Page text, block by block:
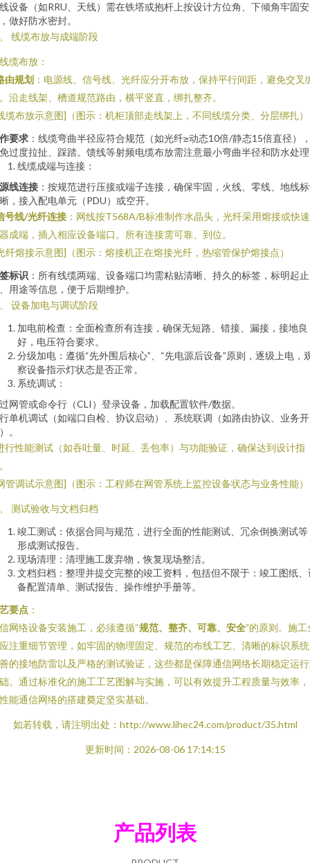
设备（如RRU、天线）需在铁塔或抱杆上按设计方位角、下倾角牢固安
做好防水密封。
线缆布放与成端阶段
缆布放：
由规划 ：电源线、信号线、光纤应分开布放，保持平行间距，避免交叉
沿走线架、槽道规范路由，横平竖直，绑扎整齐。
缆布放示意图]（图示：机柜顶部走线架上，不同线缆分类、分层绑扎）
要求 ：线缆弯曲半径应符合规范（如光纤≥动态10倍/静态15倍直径）
过度拉扯、踩踏。馈线等射频电缆布放需注意最小弯曲半径和防水处
线缆成端与连接：
线连接 ：按规范进行压接或端子连接，确保牢固，火线、零线、地线
，接入配电单元（PDU）或空开。
号线/光纤连接 ：网线按T568A/B标准制作水晶头，光纤采用熔接或快
成端，插入相应设备端口。所有连接需可靠、到位。
纤熔接示意图]（图示：熔接机正在熔接光纤，热缩管保护熔接点）
标识 ：所有线缆两端、设备端口均需粘贴清晰、持久的标签，标明起止
用途等信息，便于后期维护。
设备加电与调试阶段
加电前检查：全面检查所有连接，确保无短路、错接、漏接，接地良
好，电压符合要求。
分级加电：遵循“先外围后核心”、“先电源后设备”原则，逐级上电，
察设备指示灯状态是否正常。
系统调试：
网管或命令行（CLI）登录设备，加载配置软件/数据。
单机调试（如端口自检、协议启动）、系统联调（如路由协议、业务开
。
行性能测试（如吞吐量、时延、丢包率）与功能验证，确保达到设计指
管调试示意图]（图示：工程师在网管系统上监控设备状态与业务性能）
测试验收与文档归档
竣工测试：依据合同与规范，进行全面的性能测试、冗余倒换测试等
形成测试报告。
现场清理：清理施工废弃物，恢复现场整洁。
文档归档：整理并提交完整的竣工资料，包括但不限于：竣工图纸、
备配置清单、测试报告、操作维护手册等。
要点 ：
网络设备安装施工，必须遵循“规范、整齐、可靠、安全”的原则。施工
注重细节管理，如牢固的物理固定、规范的布线工艺、清晰的标识系
的接地防雷以及严格的测试验证，这些都是保障通信网络长期稳定运
。通过标准化的施工工艺图解与实施，可以有效提升工程质量与效率
能通信网络的搭建奠定坚实基础。
如若转载，请注明出处：http://www.lihec24.com/product/35.html
更新时间：2026-08-06 17:14:15
产品列表